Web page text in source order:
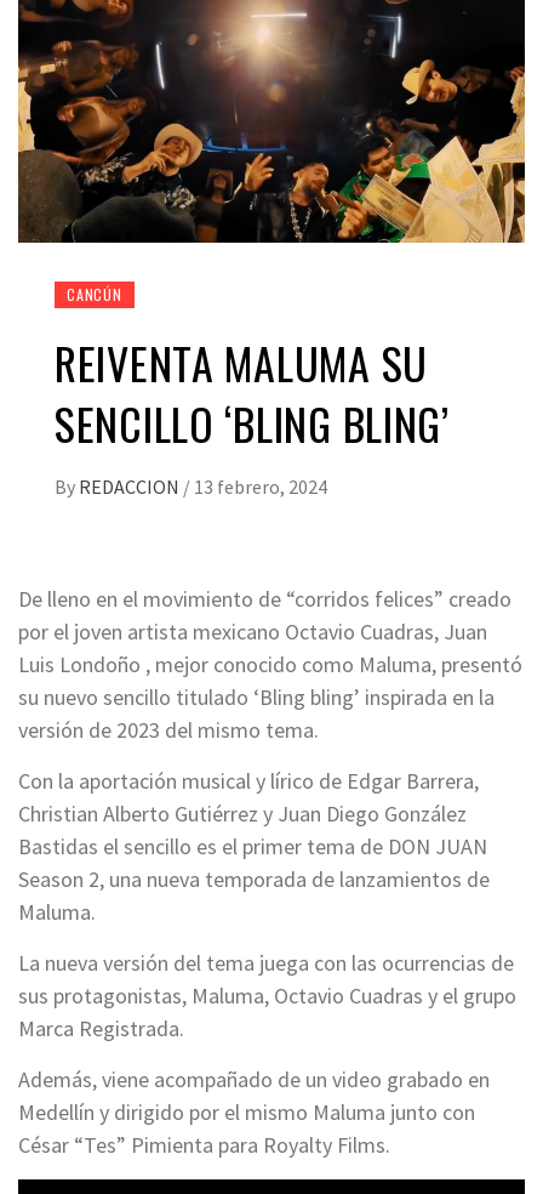
CANCÚN
REIVENTA MALUMA SU
SENCILLO ‘BLING BLING’
By REDACCION / 13 febrero, 2024
De lleno en el movimiento de “corridos felices” creado
por el joven artista mexicano Octavio Cuadras, Juan
Luis Londoño , mejor conocido como Maluma, presentó
su nuevo sencillo titulado ‘Bling bling’ inspirada en la
versión de 2023 del mismo tema.
Con la aportación musical y lírico de Edgar Barrera,
Christian Alberto Gutiérrez y Juan Diego González
Bastidas el sencillo es el primer tema de DON JUAN
Season 2, una nueva temporada de lanzamientos de
Maluma.
La nueva versión del tema juega con las ocurrencias de
sus protagonistas, Maluma, Octavio Cuadras y el grupo
Marca Registrada.
Además, viene acompañado de un video grabado en
Medellín y dirigido por el mismo Maluma junto con
César “Tes” Pimienta para Royalty Films.